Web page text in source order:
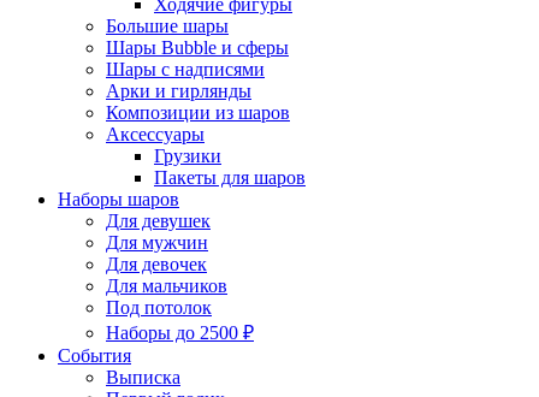
Ходячие фигуры
Большие шары
Шары Bubble и сферы
Шары с надписями
Арки и гирлянды
Композиции из шаров
Аксессуары
Грузики
Пакеты для шаров
Наборы шаров
Для девушек
Для мужчин
Для девочек
Для мальчиков
Под потолок
Наборы до 2500 ₽
События
Выписка